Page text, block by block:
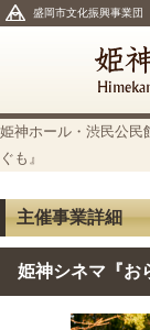
盛岡市文化振興事業団
姫神ホール・渋民公民
ぐも』
主催事業詳細
姫神シネマ『お